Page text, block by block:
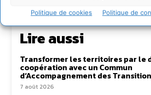
Politique de cookies Politique de
Lire aussi
Transformer les territoires par le
coopération avec un Commun
d’Accompagnement des
7 août 2026